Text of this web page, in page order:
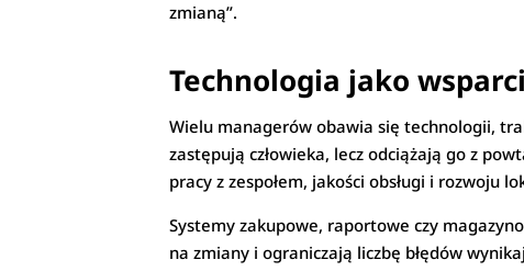
zmianą”.
Technologia jako
Wielu managerów obawia się technologii,
zastępują człowieka, lecz odciążają go z
pracy z zespołem, jakości obsługi i rozwoju
Systemy zakupowe, raportowe czy
na zmiany i ograniczają liczbę błędów